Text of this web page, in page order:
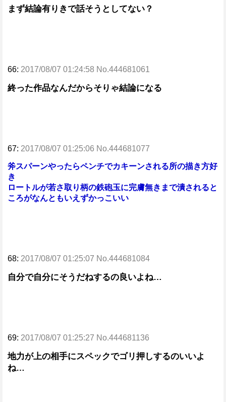
まず結論有りきで話そうとしてない？
66: 2017/08/07 01:24:58 No.444681061
終った作品なんだからそりゃ結論になる
67: 2017/08/07 01:25:06 No.444681077
斧スパーンやったらペンチでカキーンされる所の描き方好
き
ロートルが若さ取り柄の鉄砲玉に完膚無きまで潰されると
ころがなんともいえずかっこいい
68: 2017/08/07 01:25:07 No.444681084
自分で自分にそうだねするの良いよね…
69: 2017/08/07 01:25:27 No.444681136
地力が上の相手にスペックでゴリ押しするのいいよ
ね…